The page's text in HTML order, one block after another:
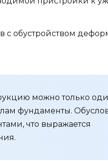
с обустройством
можно только
фундаменты.
что выражается